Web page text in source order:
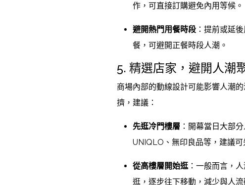
作，可直接訂購避免內用等候。
避開熱門用餐時段 ：提前或延
餐，可避開正餐時段人潮。
5. 精選店家，避開人潮
商場內部的動線設計可能影響人潮
擠，建議：
先逛冷門樓層 ：開幕當日大部
UNIQLO、無印良品等，建議
從高樓層開始逛：一般而言，
逛，逐步往下移動，減少與人流